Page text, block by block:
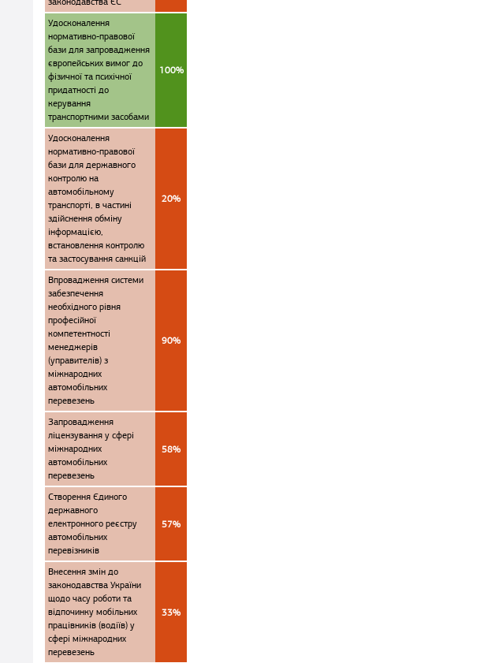
Удосконалення
нормативно-правової
бази для запровадження
європейських вимог до
фізичної та психічної
придатності до
керування
транспортними засобами
100%
Удосконалення
нормативно-правової
бази для державного
контролю на
автомобільному
транспорті, в частині
здійснення обміну
інформацією,
встановлення контролю
та застосування санкцій
20%
Впровадження системи
забезпечення
необхідного рівня
професійної
компетентності
менеджерів
(управителів) з
міжнародних
автомобільних
перевезень
90%
Запровадження
ліцензування у сфері
міжнародних
автомобільних
перевезень
58%
Створення Єдиного
державного
електронного реєстру
автомобільних
перевізників
57%
Внесення змін до
законодавства України
щодо часу роботи та
відпочинку мобільних
працівників (водіїв) у
сфері міжнародних
перевезень
33%